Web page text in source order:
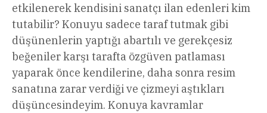
etkilenerek kendisini sanatçı ilan edenleri kim
tutabilir? Konuyu sadece taraf tutmak gibi
düşünenlerin yaptığı abartılı ve gerekçesiz
beğeniler karşı tarafta özgüven patlaması
yaparak önce kendilerine, daha sonra resim
sanatına zarar verdiği ve çizmeyi aştıkları
düşüncesindeyim. Konuya kavramlar